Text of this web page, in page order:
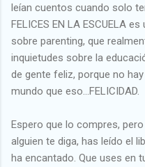
leían cuentos cuando solo
FELICES EN LA ESCUELA
sobre parenting, que
inquietudes sobre la
de gente feliz, porque no
mundo que eso...FELICIDAD.
Espero que lo compres,
alguien te diga, has leído el
ha encantado. Que uses en